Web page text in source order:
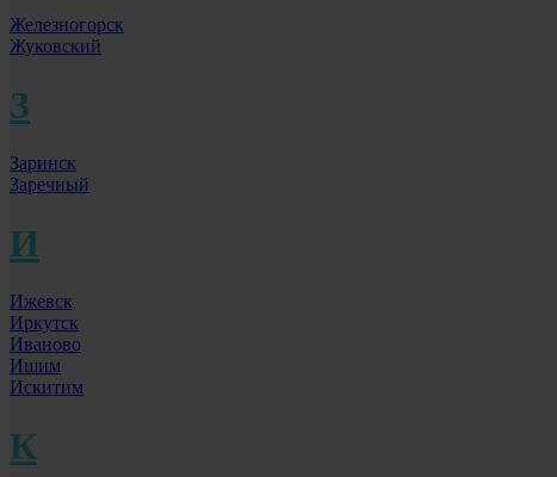
Железногорск
Жуковский
З
Заринск
Заречный
И
Ижевск
Иркутск
Иваново
Ишим
Искитим
К